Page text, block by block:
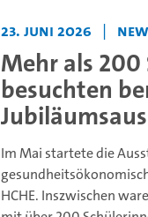
23. Juni 2026 |
Mehr als 200
besuchten
Im Mai startete die
HCHE. Inszwischen